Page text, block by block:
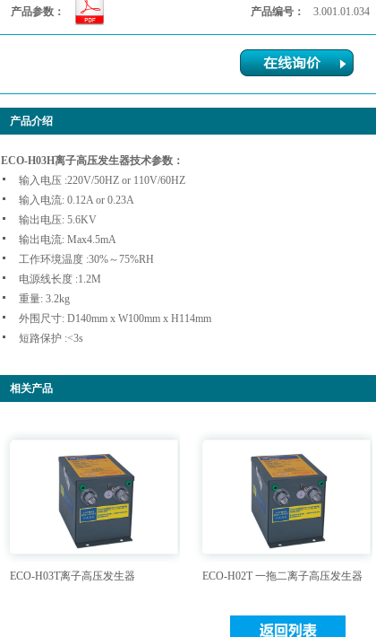
产品参数： 产品编号： 3.001.01.034
产品介绍
ECO-H03H离子高压发生器技术参数：
输入电压 :220V/50HZ or 110V/60HZ
输入电流: 0.12A or 0.23A
输出电压: 5.6KV
输出电流: Max4.5mA
工作环境温度 :30%～75%RH
电源线长度 :1.2M
重量: 3.2kg
外围尺寸: D140mm x W100mm x H114mm
短路保护 :<3s
相关产品
ECO-H03T离子高压发生器 ECO-H02T 一拖二离子高压发生器